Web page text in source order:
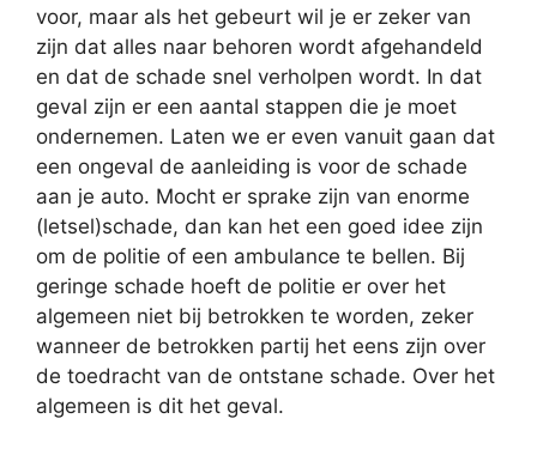
voor, maar als het gebeurt wil je er zeker van
zijn dat alles naar behoren wordt afgehandeld
en dat de schade snel verholpen wordt. In dat
geval zijn er een aantal stappen die je moet
ondernemen. Laten we er even vanuit gaan dat
een ongeval de aanleiding is voor de schade
aan je auto. Mocht er sprake zijn van enorme
(letsel)schade, dan kan het een goed idee zijn
om de politie of een ambulance te bellen. Bij
geringe schade hoeft de politie er over het
algemeen niet bij betrokken te worden, zeker
wanneer de betrokken partij het eens zijn over
de toedracht van de ontstane schade. Over het
algemeen is dit het geval.